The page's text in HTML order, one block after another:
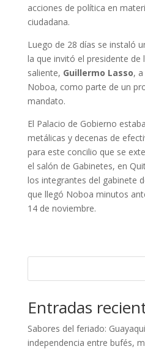
acciones de política en
ciudadana.
Luego de 28 días se instaló
la que invitó el presidente de
saliente, Guillermo Lasso,
Noboa, como parte de un
mandato.
El Palacio de Gobierno
metálicas y decenas de
para este concilio que se
el salón de Gabinetes, en
los integrantes del gabinete
que llegó Noboa minutos
14 de noviembre.
Entradas
Sabores del feriado:
independencia entre bufés,